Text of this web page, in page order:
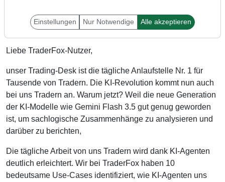
Liebe TraderFox-Nutzer,
unser Trading-Desk ist die tägliche Anlaufstelle Nr. 1 für
Tausende von Tradern. Die KI-Revolution kommt nun auch
bei uns Tradern an. Warum jetzt? Weil die neue Generation
der KI-Modelle wie Gemini Flash 3.5 gut genug geworden
ist, um sachlogische Zusammenhänge zu analysieren und
darüber zu berichten,
Die tägliche Arbeit von uns Tradern wird dank KI-Agenten
deutlich erleichtert. Wir bei TraderFox haben 10
bedeutsame Use-Cases identifiziert, wie KI-Agenten uns
Einstellungen Nur Notwendige Alle akzeptieren